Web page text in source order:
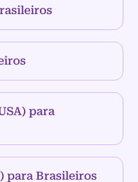
para
para Brasileiros